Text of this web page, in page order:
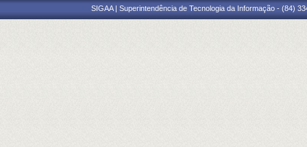
SIGAA | Superintendência de Tecnologia da Informação - (84)